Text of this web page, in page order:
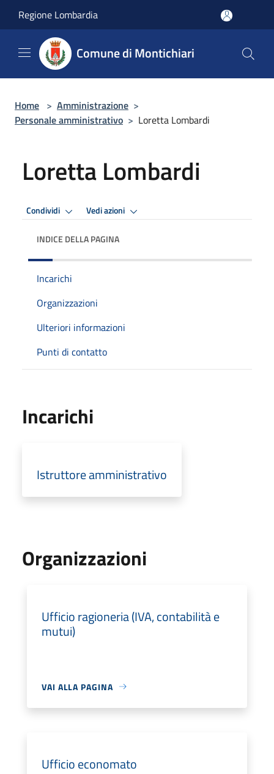
Regione Lombardia
Comune di Montichiari
Home > Amministrazione >
Personale amministrativo > Loretta Lombardi
Loretta Lombardi
Condividi Vedi azioni
INDICE DELLA PAGINA
Incarichi
Organizzazioni
Ulteriori informazioni
Punti di contatto
Incarichi
Istruttore amministrativo
Organizzazioni
Ufficio ragioneria (IVA, contabilità e
mutui)
VAI ALLA PAGINA
Ufficio economato